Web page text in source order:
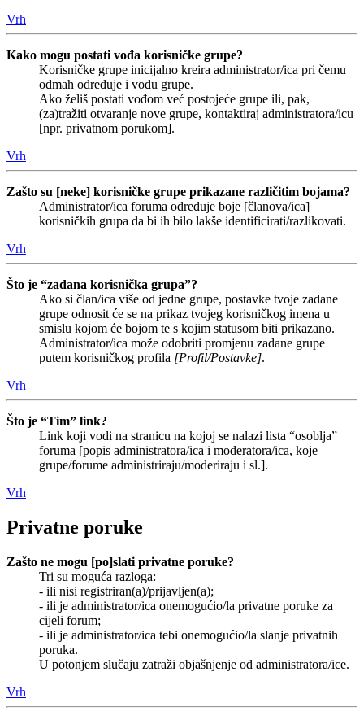
Vrh
Kako mogu postati vođa korisničke grupe?
Korisničke grupe inicijalno kreira administrator/ica pri čemu
odmah određuje i vođu grupe.
Ako želiš postati vođom već postojeće grupe ili, pak,
(za)tražiti otvaranje nove grupe, kontaktiraj administratora/icu
[npr. privatnom porukom].
Vrh
Zašto su [neke] korisničke grupe prikazane različitim bojama?
Administrator/ica foruma određuje boje [članova/ica]
korisničkih grupa da bi ih bilo lakše identificirati/razlikovati.
Vrh
Što je “zadana korisnička grupa”?
Ako si član/ica više od jedne grupe, postavke tvoje zadane
grupe odnosit će se na prikaz tvojeg korisničkog imena u
smislu kojom će bojom te s kojim statusom biti prikazano.
Administrator/ica može odobriti promjenu zadane grupe
putem korisničkog profila [Profil/Postavke].
Vrh
Što je “Tim” link?
Link koji vodi na stranicu na kojoj se nalazi lista “osoblja”
foruma [popis administratora/ica i moderatora/ica, koje
grupe/forume administriraju/moderiraju i sl.].
Vrh
Privatne poruke
Zašto ne mogu [po]slati privatne poruke?
Tri su moguća razloga:
- ili nisi registriran(a)/prijavljen(a);
- ili je administrator/ica onemogućio/la privatne poruke za
cijeli forum;
- ili je administrator/ica tebi onemogućio/la slanje privatnih
poruka.
U potonjem slučaju zatraži objašnjenje od administratora/ice.
Vrh